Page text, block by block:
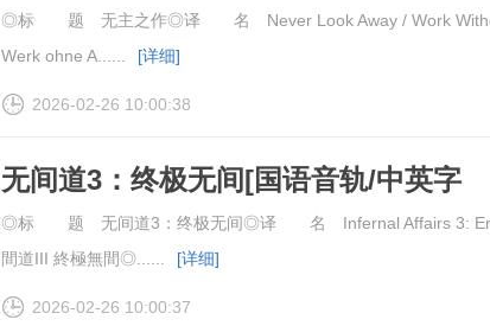
幕
◎标 题 无主之作◎译 名 Never Look Away / Work
Werk ohne A......
[详细]
2026-02-26 10:00:38
无间道3：终极无间[国语音轨/中英字
幕
◎标 题 无间道3：终极无间◎译 名 Infernal Affairs 3:
間道III 終極無間◎......
[详细]
2026-02-26 10:00:37